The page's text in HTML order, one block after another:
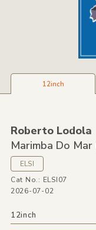
12inch
Roberto Lodola
Marimba Do Mar
ELSI
Cat No.: ELSI07
2026-07-02
12inch